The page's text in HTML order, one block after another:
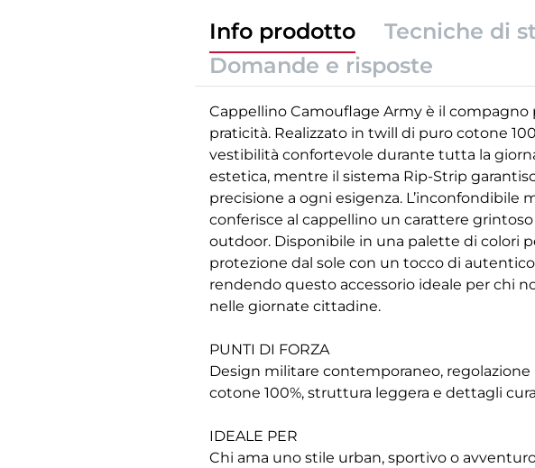
Info prodotto Tecniche di
Domande e risposte
Cappellino Camouflage Army è il
praticità. Realizzato in twill di puro cotone
vestibilità confortevole durante tutta la
estetica, mentre il sistema Rip-Strip
precisione a ogni esigenza.
conferisce al cappellino un carattere
outdoor. Disponibile in una palette di colori
protezione dal sole con un tocco di
rendendo questo accessorio ideale per chi
nelle giornate cittadine.
PUNTI DI FORZA
Design militare contemporaneo,
cotone 100%, struttura leggera e dettagli
IDEALE PER
Chi ama uno stile urban, sportivo o